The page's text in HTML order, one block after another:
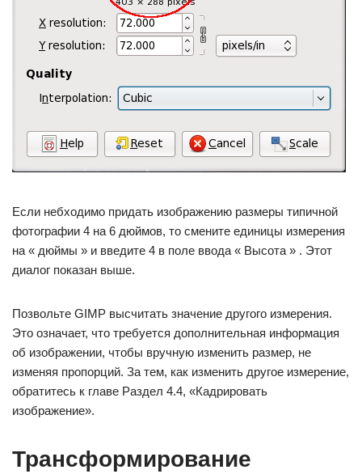
Если небходимо придать изображению размеры типичной
фотографии 4 на 6 дюймов, то смените единицы измерения
на « дюймы » и введите 4 в поле ввода « Высота » . Этот
диалог показан выше.
Позвольте GIMP высчитать значение другого измерения.
Это означает, что требуется дополнительная информация
об изображении, чтобы вручную изменить размер, не
изменяя пропорций. За тем, как изменить другое измерение,
обратитесь к главе Раздел 4.4, «Кадрировать
изображение».
Трансформирование